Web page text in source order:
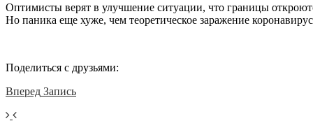
Оптимисты верят в улучшение ситуации, что границы
Но паника еще хуже, чем теоретическое заражение
Поделиться с друзьями:
Вперед Запись